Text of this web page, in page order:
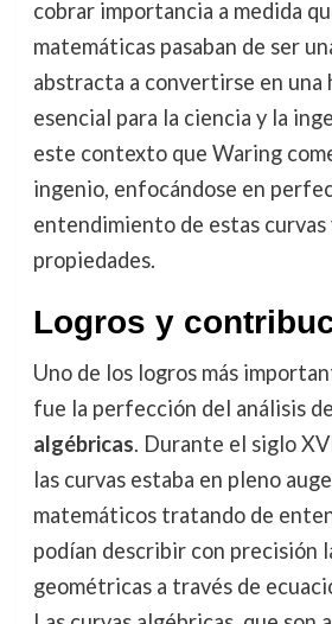
cobrar importancia a medida
matemáticas pasaban de ser
abstracta a convertirse en una
esencial para la ciencia y la
este contexto que Waring
ingenio, enfocándose en
entendimiento de estas curvas
propiedades.
Logros y
Uno de los logros más
fue la perfección del análisis
algébricas. Durante el siglo
las curvas estaba en pleno
matemáticos tratando de
podían describir con precisión
geométricas a través de